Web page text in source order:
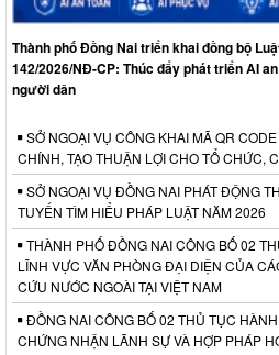
Thành phố Đồng Nai triển khai đồng bộ
142/2026/NĐ-CP: Thúc đẩy phát triển AI
người dân
SỞ NGOẠI VỤ CÔNG KHAI MÃ QR
CHÍNH, TẠO THUẬN LỢI CHO TỔ CHỨC,
SỞ NGOẠI VỤ ĐỒNG NAI PHÁT ĐỘNG
TUYẾN TÌM HIỂU PHÁP LUẬT NĂM 2026
THÀNH PHỐ ĐỒNG NAI CÔNG BỐ 02
LĨNH VỰC VĂN PHÒNG ĐẠI DIỆN CỦA
CỨU NƯỚC NGOÀI TẠI VIỆT NAM
ĐỒNG NAI CÔNG BỐ 02 THỦ TỤC
CHỨNG NHẬN LÃNH SỰ VÀ HỢP PHÁP